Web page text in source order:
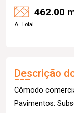
462.00
A. Total
Descrição
Cômodo
Pavimentos: